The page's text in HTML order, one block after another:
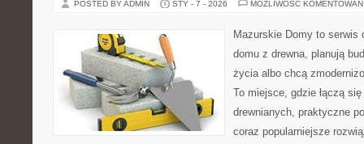
POSTED BY ADMIN STY - 7 - 2026 MOŻLIWOŚĆ
Mazurskie Domy to serwis
domu z drewna, planują
życia albo chcą
To miejsce, gdzie łączą
drewnianych, praktyczne
coraz popularniejsze